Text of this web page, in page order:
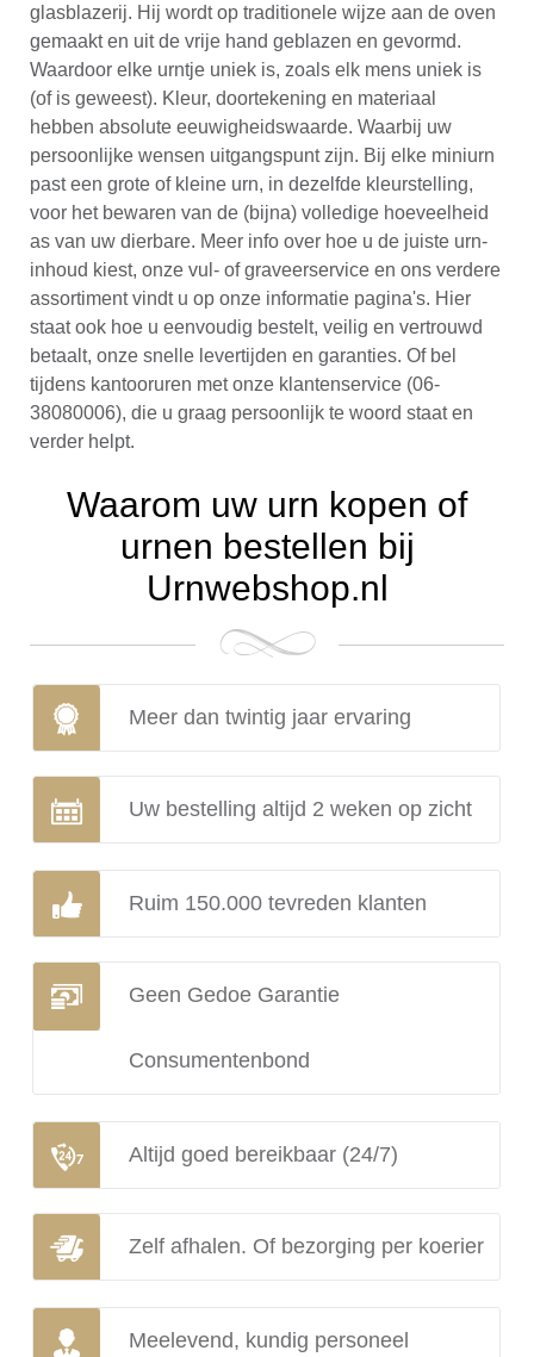
glasblazerij. Hij wordt op traditionele wijze aan de oven
gemaakt en uit de vrije hand geblazen en gevormd.
Waardoor elke urntje uniek is, zoals elk mens uniek is
(of is geweest). Kleur, doortekening en materiaal
hebben absolute eeuwigheidswaarde. Waarbij uw
persoonlijke wensen uitgangspunt zijn. Bij elke miniurn
past een grote of kleine urn, in dezelfde kleurstelling,
voor het bewaren van de (bijna) volledige hoeveelheid
as van uw dierbare. Meer info over hoe u de juiste urn-
inhoud kiest, onze vul- of graveerservice en ons verdere
assortiment vindt u op onze informatie pagina's. Hier
staat ook hoe u eenvoudig bestelt, veilig en vertrouwd
betaalt, onze snelle levertijden en garanties. Of bel
tijdens kantooruren met onze klantenservice (06-
38080006), die u graag persoonlijk te woord staat en
verder helpt.
Waarom uw urn kopen of
urnen bestellen bij
Urnwebshop.nl
Meer dan twintig jaar ervaring
Uw bestelling altijd 2 weken op zicht
Ruim 150.000 tevreden klanten
Geen Gedoe Garantie
Consumentenbond
Altijd goed bereikbaar (24/7)
Zelf afhalen. Of bezorging per koerier
Meelevend, kundig personeel